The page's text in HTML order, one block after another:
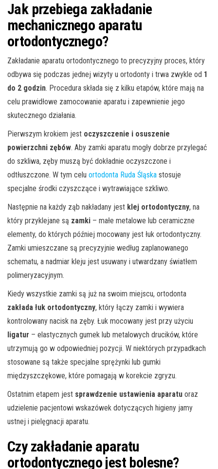
Jak przebiega zakładanie
mechanicznego aparatu
ortodontycznego?
Zakładanie aparatu ortodontycznego to precyzyjny proces, który
odbywa się podczas jednej wizyty u ortodonty i trwa zwykle od 1
do 2 godzin. Procedura składa się z kilku etapów, które mają na
celu prawidłowe zamocowanie aparatu i zapewnienie jego
skutecznego działania.
Pierwszym krokiem jest oczyszczenie i osuszenie
powierzchni zębów. Aby zamki aparatu mogły dobrze przylegać
do szkliwa, zęby muszą być dokładnie oczyszczone i
odtłuszczone. W tym celu ortodonta Ruda Śląska stosuje
specjalne środki czyszczące i wytrawiające szkliwo.
Następnie na każdy ząb nakładany jest klej ortodontyczny, na
który przyklejane są zamki – małe metalowe lub ceramiczne
elementy, do których później mocowany jest łuk ortodontyczny.
Zamki umieszczane są precyzyjnie według zaplanowanego
schematu, a nadmiar kleju jest usuwany i utwardzany światłem
polimeryzacyjnym.
Kiedy wszystkie zamki są już na swoim miejscu, ortodonta
zakłada łuk ortodontyczny, który łączy zamki i wywiera
kontrolowany nacisk na zęby. Łuk mocowany jest przy użyciu
ligatur – elastycznych gumek lub metalowych drucików, które
utrzymują go w odpowiedniej pozycji. W niektórych przypadkach
stosowane są także specjalne sprężynki lub gumki
międzyszczękowe, które pomagają w korekcie zgryzu.
Ostatnim etapem jest sprawdzenie ustawienia aparatu oraz
udzielenie pacjentowi wskazówek dotyczących higieny jamy
ustnej i pielęgnacji aparatu.
Czy zakładanie aparatu
ortodontycznego jest bolesne?